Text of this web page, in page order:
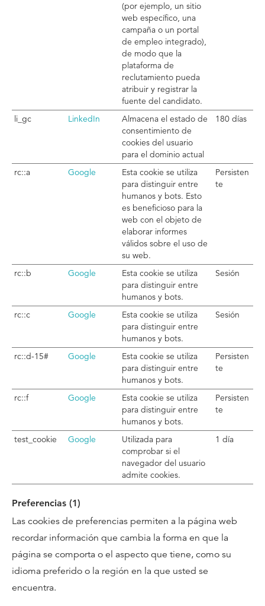
(por ejemplo, un sitio
web específico, una
campaña o un portal
de empleo integrado),
de modo que la
plataforma de
reclutamiento pueda
atribuir y registrar la
fuente del candidato.
li_gc LinkedIn
Almacena el estado de
consentimiento de
cookies del usuario
para el dominio actual
180 días
rc::a Google
Esta cookie se utiliza
para distinguir entre
humanos y bots. Esto
es beneficioso para la
web con el objeto de
elaborar informes
válidos sobre el uso de
su web.
Persisten
te
rc::b Google
Esta cookie se utiliza
para distinguir entre
humanos y bots.
Sesión
rc::c Google
Esta cookie se utiliza
para distinguir entre
humanos y bots.
Sesión
rc::d-15# Google
Esta cookie se utiliza
para distinguir entre
humanos y bots.
Persisten
te
rc::f Google
Esta cookie se utiliza
para distinguir entre
humanos y bots.
Persisten
te
test_cookie Google
Utilizada para
comprobar si el
navegador del usuario
admite cookies.
1 día
Preferencias (1)
Las cookies de preferencias permiten a la página web
recordar información que cambia la forma en que la
página se comporta o el aspecto que tiene, como su
idioma preferido o la región en la que usted se
encuentra.